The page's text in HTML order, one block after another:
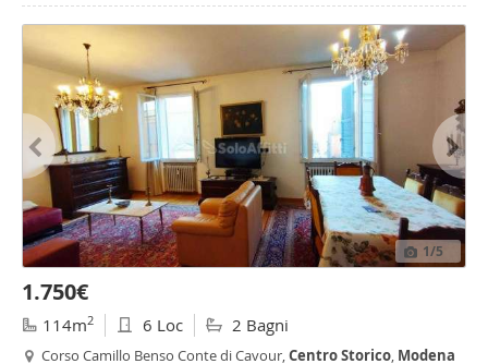
1/5
1.750€
114m2 6 Loc 2 Bagni
Corso Camillo Benso Conte di Cavour,CentroStorico, Modena